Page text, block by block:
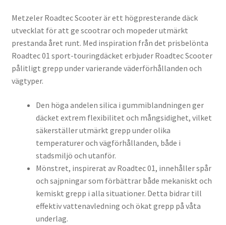
Metzeler Roadtec Scooter är ett högpresterande däck
utvecklat för att ge scootrar och mopeder utmärkt
prestanda året runt. Med inspiration från det prisbelönta
Roadtec 01 sport-touringdäcket erbjuder Roadtec Scooter
pålitligt grepp under varierande väderförhållanden och
vägtyper.
Den höga andelen silica i gummiblandningen ger
däcket extrem flexibilitet och mångsidighet, vilket
säkerställer utmärkt grepp under olika
temperaturer och vägförhållanden, både i
stadsmiljö och utanför.
Mönstret, inspirerat av Roadtec 01, innehåller spår
och sajpningar som förbättrar både mekaniskt och
kemiskt grepp i alla situationer. Detta bidrar till
effektiv vattenavledning och ökat grepp på våta
underlag.